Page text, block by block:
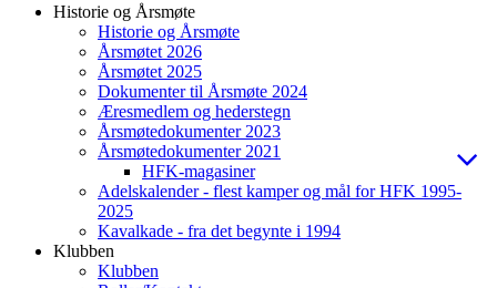
Historie og Årsmøte
Historie og Årsmøte
Årsmøtet 2026
Årsmøtet 2025
Dokumenter til Årsmøte 2024
Æresmedlem og hederstegn
Årsmøtedokumenter 2023
Årsmøtedokumenter 2021
HFK-magasiner
Adelskalender - flest kamper og mål for HFK 1995-
2025
Kavalkade - fra det begynte i 1994
Klubben
Klubben